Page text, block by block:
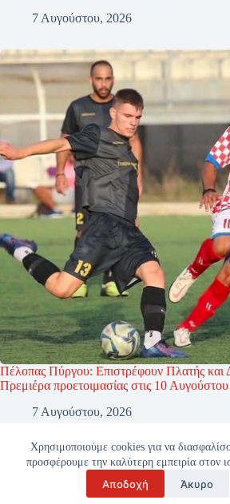
Χρησιμοποιούμε cookies για να
προσφέρουμε την καλύτερη εμπειρία στον
Αποδοχή Άκυρο
7 Αυγούστου, 2026
Πέλοπας Πύργου: Επιστρέφουν Πλατής και
Πρεμιέρα προετοιμασίας στις 10 Αυγούστου
7 Αυγούστου, 2026